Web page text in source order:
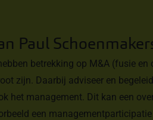
Paul
betrekking op M&A (fusie
zijn. Daarbij adviseer en
het management. Dit kan een
een